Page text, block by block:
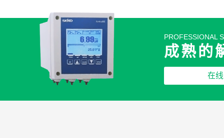
PROFESSIONAL
成熟的
在